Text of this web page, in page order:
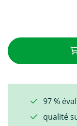
97 %
qualité